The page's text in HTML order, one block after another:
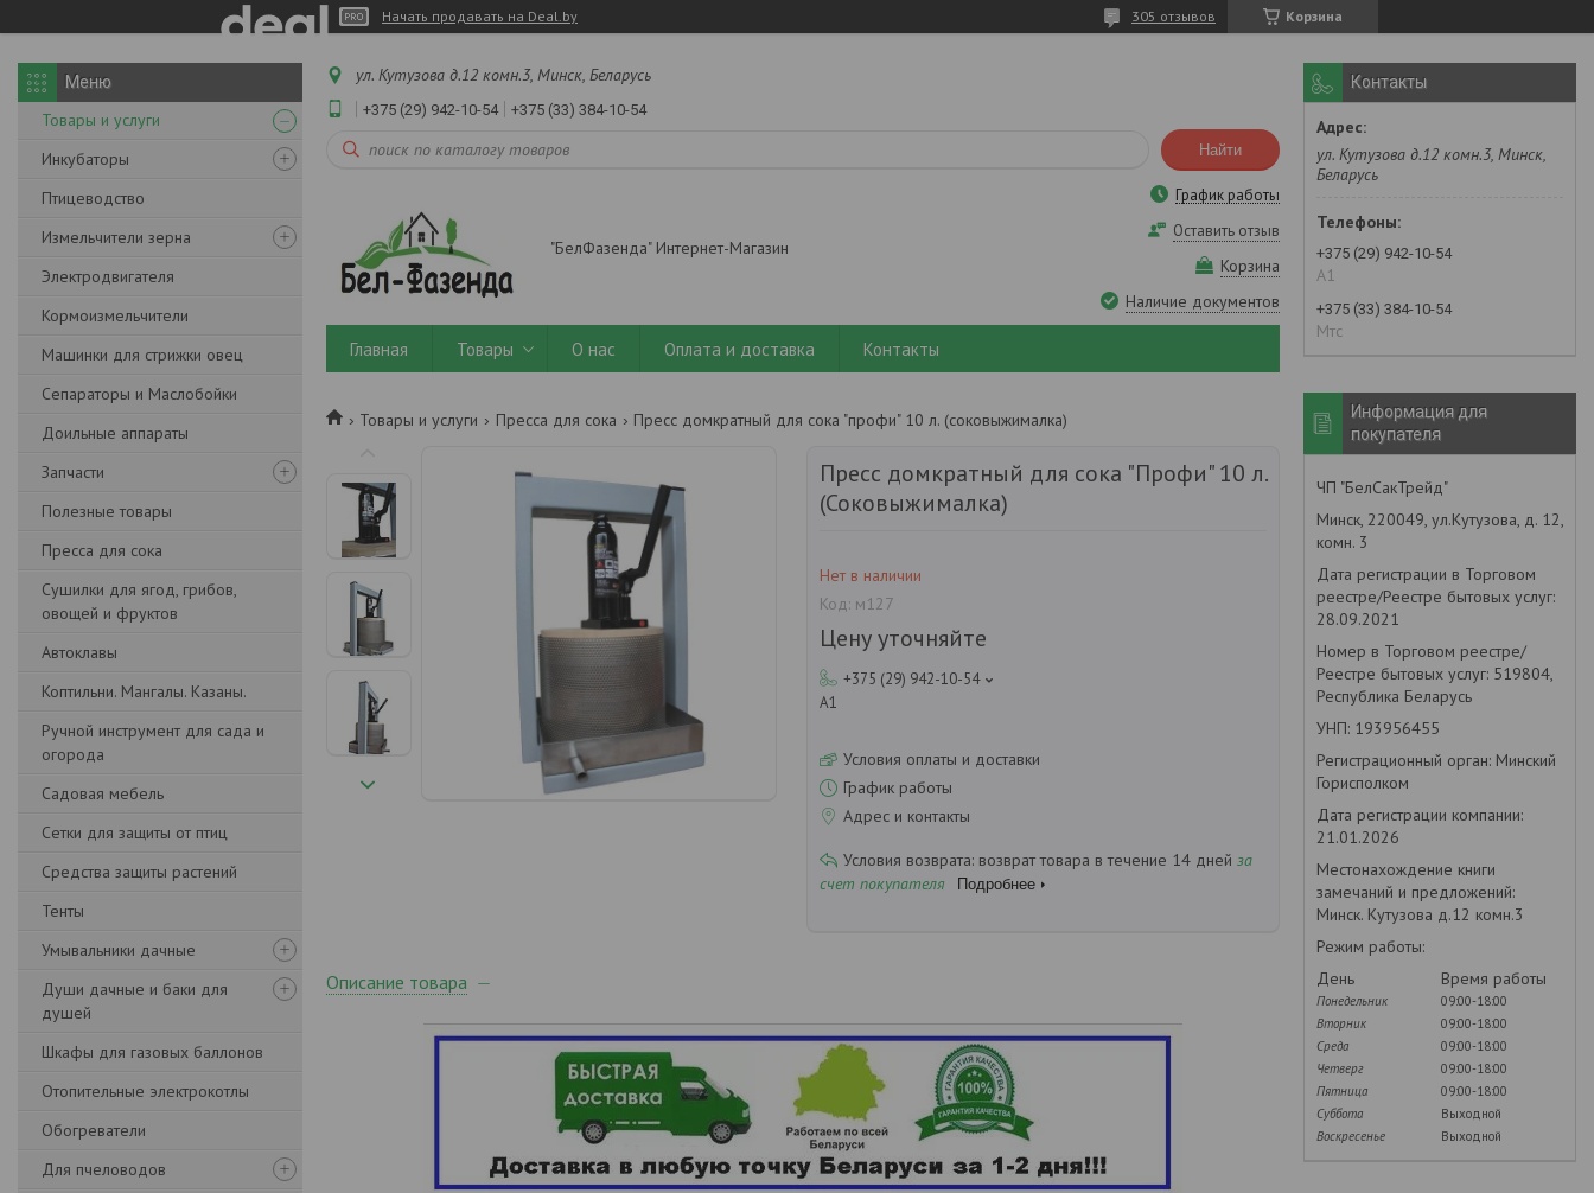
Начать продавать на Deal.by Корзина
305 отзывов
Товары и услуги
Инкубаторы
Птицеводство
Измельчители зерна
Электродвигателя
Кормоизмельчители
Машинки для стрижки овец
Сепараторы и Маслобойки
Доильные аппараты
Запчасти
Полезные товары
Пресса для сока
Сушилки для ягод, грибов,
овощей и фруктов
Автоклавы
Коптильни. Мангалы. Казаны.
Ручной инструмент для сада и
огорода
Садовая мебель
Сетки для защиты от птиц
Средства защиты растений
Тенты
Умывальники дачные
Души дачные и баки для
душей
Шкафы для газовых баллонов
Отопительные электрокотлы
Обогреватели
Для пчеловодов
ул. Кутузова д.12 комн.3, Минск, Беларусь
+375 (29) 942-10-54 +375 (33) 384-10-54
Найти
"БелФазенда" Интернет-Магазин
График работы
Оставить отзыв
Корзина
Наличие документов
Главная Товары О нас Оплата и доставка Контакты
Товары и услуги Пресса для сока Пресс домкратный для сока "профи" 10 л. (соковыжималка)
Пресс домкратный для сока "Профи" 10 л.
(Соковыжималка)
Нет в наличии
Код: м127
Цену уточняйте
+375 (29) 942-10-54
А1
Условия оплаты и доставки
График работы
Адрес и контакты
возврат товара в течение 14 дней за
счет покупателя
Подробнее
Описание товара
Контакты
ул. Кутузова д.12 комн.3, Минск,
Беларусь
+375 (29) 942-10-54
А1
+375 (33) 384-10-54
Мтс
Информация для
покупателя
ЧП "БелСакТрейд"
Минск, 220049, ул.Кутузова, д. 12,
комн. 3
Дата регистрации в Торговом
реестре/Реестре бытовых услуг:
28.09.2021
Номер в Торговом реестре/
Реестре бытовых услуг: 519804,
Республика Беларусь
УНП: 193956455
Регистрационный орган: Минский
Горисполком
Дата регистрации компании:
21.01.2026
Местонахождение книги
замечаний и предложений:
Минск. Кутузова д.12 комн.3
Режим работы:
День
Время работы
Понедельник
09:00-18:00
Вторник
09:00-18:00
Среда
09:00-18:00
Четверг
09:00-18:00
Пятница
09:00-18:00
Суббота
Выходной
Воскресенье
Выходной